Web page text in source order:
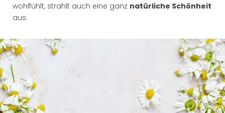
wohlfühlt, strahlt auch eine ganz natürliche Schönheit
aus.